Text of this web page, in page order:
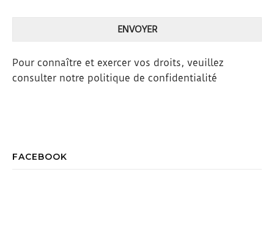
Pour connaître et exercer vos droits, veuillez
consulter notre politique de confidentialité
FACEBOOK